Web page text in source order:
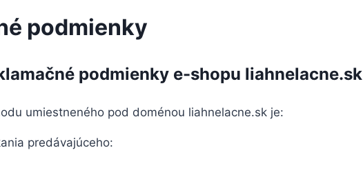
podmienky
podmienky e-shopu liahnelacne.sk
umiestneného pod doménou liahnelacne.sk je:
predávajúceho: